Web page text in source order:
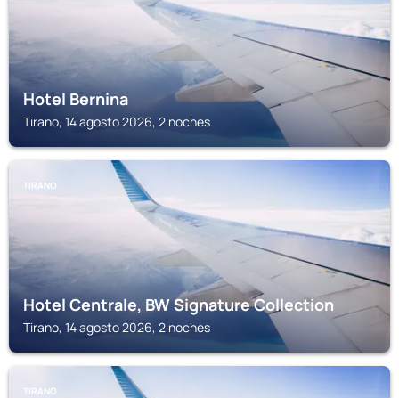
Hotel Bernina
Tirano, 14 agosto 2026, 2 noches
TIRANO
Hotel Centrale, BW Signature Collection
Tirano, 14 agosto 2026, 2 noches
TIRANO